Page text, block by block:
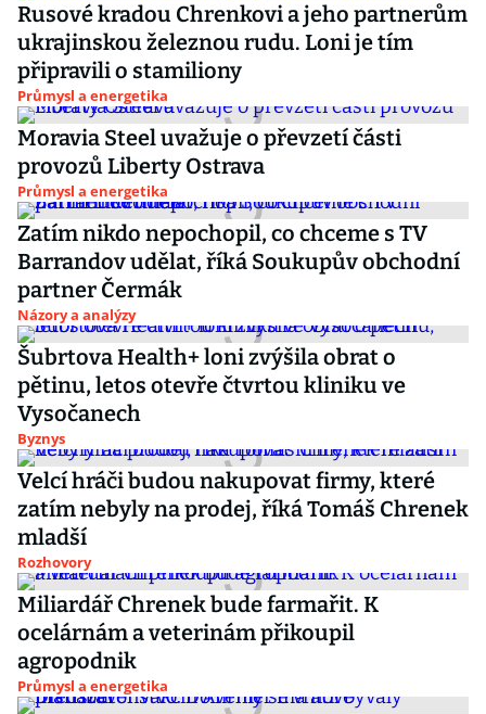
Rusové kradou Chrenkovi a jeho partnerům
ukrajinskou železnou rudu. Loni je tím
připravili o stamiliony
Průmysl a energetika
Moravia Steel uvažuje o převzetí části
provozů Liberty Ostrava
Průmysl a energetika
Zatím nikdo nepochopil, co chceme s TV
Barrandov udělat, říká Soukupův obchodní
partner Čermák
Názory a analýzy
Šubrtova Health+ loni zvýšila obrat o
pětinu, letos otevře čtvrtou kliniku ve
Vysočanech
Byznys
Velcí hráči budou nakupovat firmy, které
zatím nebyly na prodej, říká Tomáš Chrenek
mladší
Rozhovory
Miliardář Chrenek bude farmařit. K
ocelárnám a veterinám přikoupil
agropodnik
Průmysl a energetika